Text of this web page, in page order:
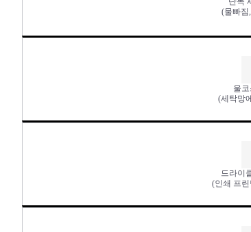
(물빠짐
울
(세탁망
드라이
(인쇄 프